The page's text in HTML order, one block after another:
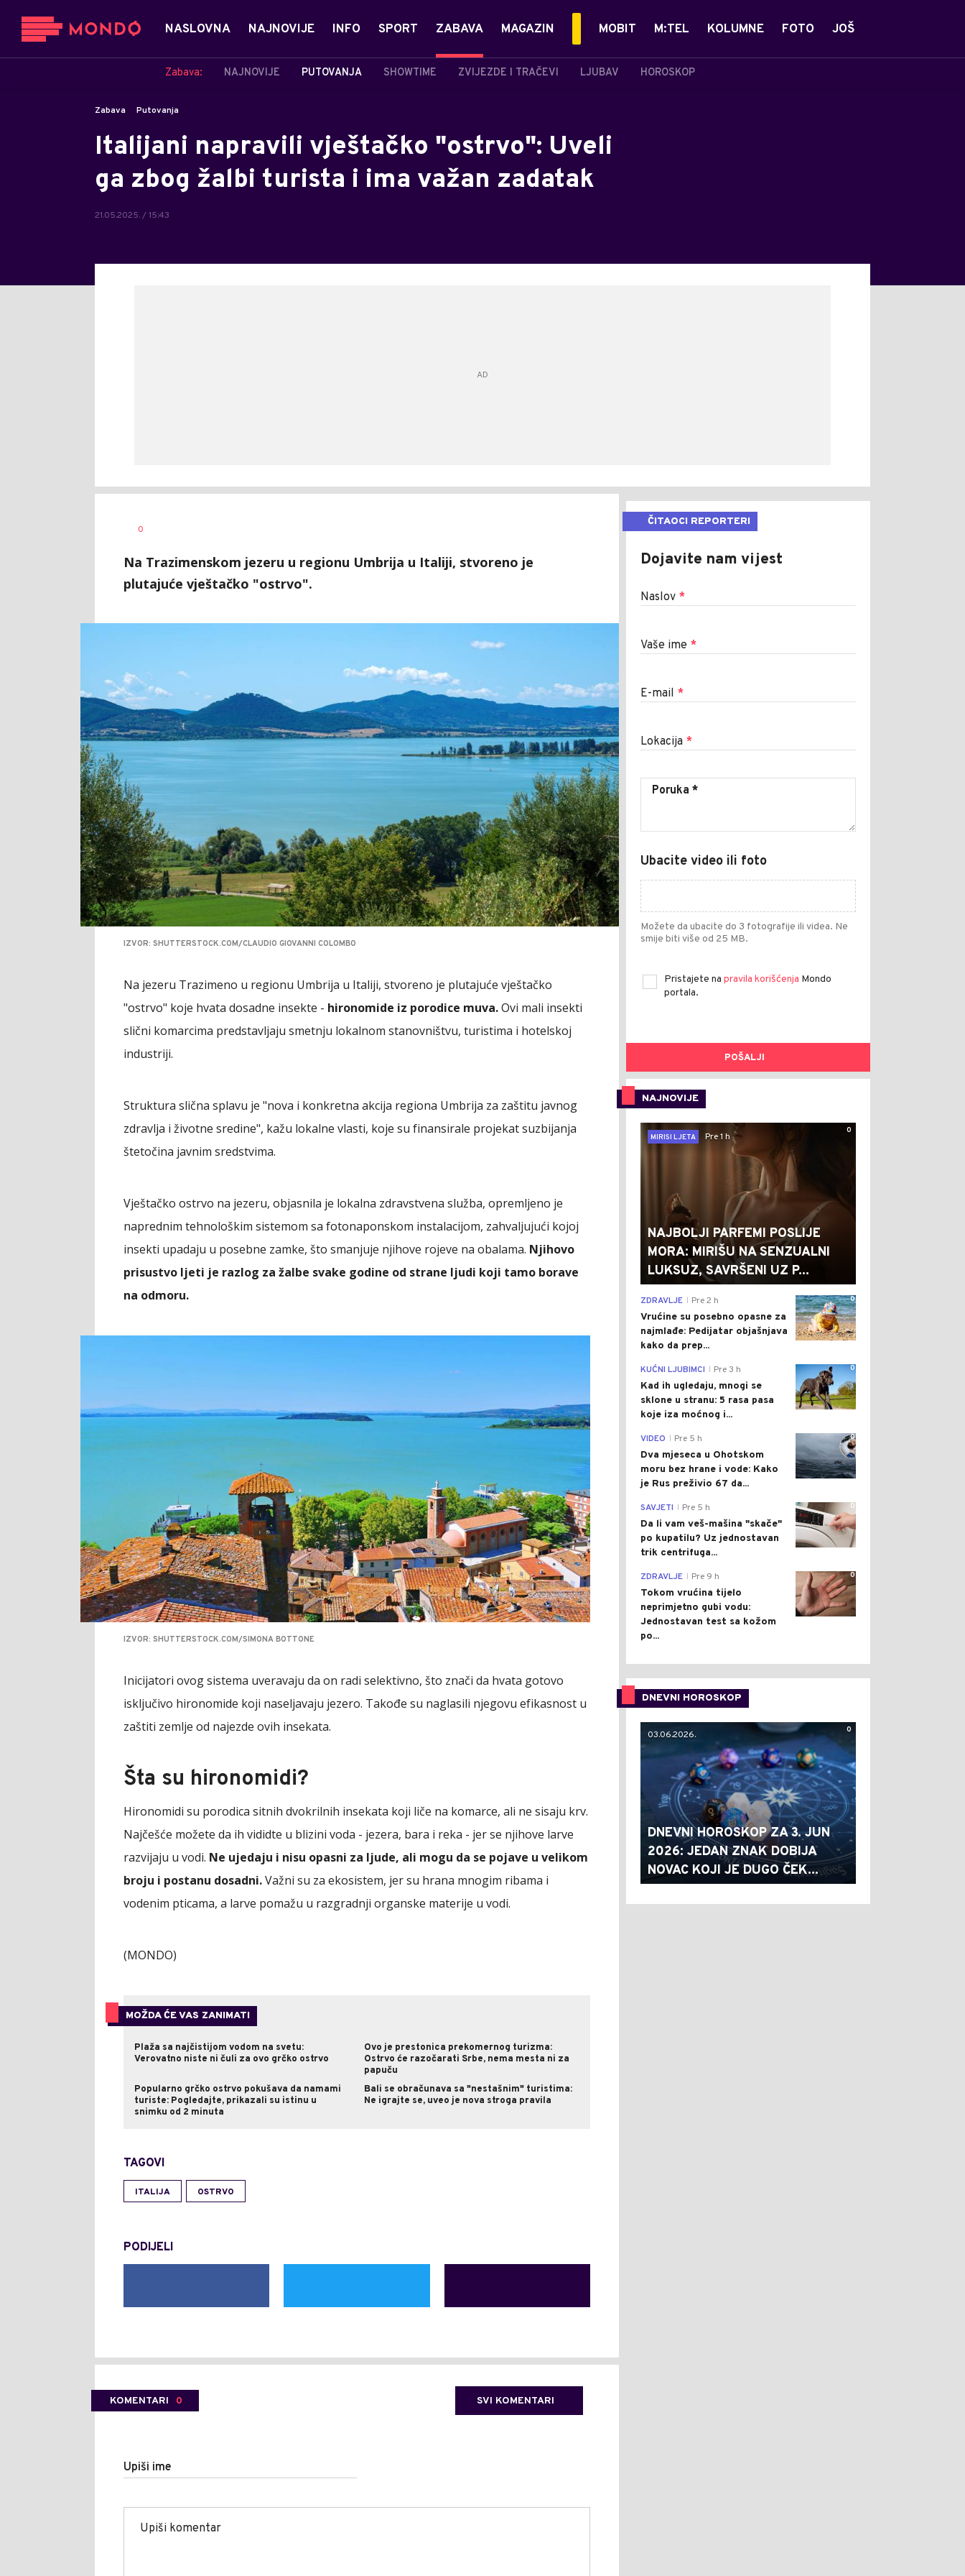
NASLOVNA NAJNOVIJE INFO SPORT ZABAVA
Zabava: NAJNOVIJE PUTOVANJA SHOWTIME ZVIJEZDE I TRAČEVI LJUBAV HOROSKOP
MAGAZIN MOBIT M:TEL KOLUMNE FOTO JOŠ
Zabava Putovanja
Italijani napravili vještačko "ostrvo": Uveli
ga zbog žalbi turista i ima važan zadatak
21.05.2025. / 15:43
AUTOR
0
Na Trazimenskom jezeru u regionu Umbrija u Italiji, stvoreno je
plutajuće vještačko "ostrvo".
IZVOR: SHUTTERSTOCK.COM/CLAUDIO GIOVANNI COLOMBO
Na jezeru Trazimeno u regionu Umbrija u Italiji, stvoreno je plutajuće vještačko
"ostrvo" koje hvata dosadne insekte - hironomide iz porodice muva.Ovi mali insekti
slični komarcima predstavljaju smetnju lokalnom stanovništvu, turistima i hotelskoj
industriji.
Struktura slična splavu je "nova i konkretna akcija regiona Umbrija za zaštitu javnog
zdravlja i životne sredine", kažu lokalne vlasti, koje su finansirale projekat suzbijanja
štetočina javnim sredstvima.
Vještačko ostrvo na jezeru, objasnila je lokalna zdravstvena služba, opremljeno je
naprednim tehnološkim sistemom sa fotonaponskom instalacijom, zahvaljujući kojoj
insekti upadaju u posebne zamke, što smanjuje njihove rojeve na obalama. Njihovo
prisustvo ljeti je razlog za žalbe svake godine od strane ljudi koji tamo borave
na odmoru.
IZVOR: SHUTTERSTOCK.COM/SIMONA BOTTONE
Inicijatori ovog sistema uveravaju da on radi selektivno, što znači da hvata gotovo
isključivo hironomide koji naseljavaju jezero. Takođe su naglasili njegovu efikasnost u
zaštiti zemlje od najezde ovih insekata.
Šta su hironomidi?
Hironomidi su porodica sitnih dvokrilnih insekata koji liče na komarce, ali ne sisaju krv.
Najčešće možete da ih vididte u blizini voda - jezera, bara i reka - jer se njihove larve
razvijaju u vodi. Ne ujedaju i nisu opasni za ljude, ali mogu da se pojave u velikom
broju i postanu dosadni.Važni su za ekosistem, jer su hrana mnogim ribama i
vodenim pticama, a larve pomažu u razgradnji organske materije u vodi.
(MONDO)
MOŽDA ĆE VAS ZANIMATI
Plaža sa najčistijom vodom na svetu:
Verovatno niste ni čuli za ovo grčko ostrvo
Ovo je prestonica prekomernog turizma:
Ostrvo će razočarati Srbe, nema mesta ni za
papuču
Popularno grčko ostrvo pokušava da namami
turiste: Pogledajte, prikazali su istinu u
snimku od 2 minuta
Bali se obračunava sa "nestašnim" turistima:
Ne igrajte se, uveo je nova stroga pravila
TAGOVI
ITALIJA OSTRVO
PODIJELI
KOMENTARI 0 SVI KOMENTARI
Upiši ime
ČITAOCI REPORTERI
Dojavite nam vijest
Naslov *
Vaše ime *
E-mail *
Lokacija *
Ubacite video ili foto
Možete da ubacite do 3 fotografije ili videa. Ne
smije biti više od 25 MB.
Pristajete na pravila korišćenja Mondo
portala.
POŠALJI
NAJNOVIJE
0
MIRISI LJETA
Pre 1 h
NAJBOLJI PARFEMI POSLIJE
MORA: MIRIŠU NA SENZUALNI
LUKSUZ, SAVRŠENI UZ P...
0
ZDRAVLJE Pre 2 h
Vrućine su posebno opasne za
najmlađe: Pedijatar objašnjava
kako da prep...
0
KUĆNI LJUBIMCI Pre 3 h
Kad ih ugledaju, mnogi se
sklone u stranu: 5 rasa pasa
koje iza moćnog i...
0
VIDEO Pre 5 h
Dva mjeseca u Ohotskom
moru bez hrane i vode: Kako
je Rus preživio 67 da...
0
SAVJETI Pre 5 h
Da li vam veš-mašina "skače"
po kupatilu? Uz jednostavan
trik centrifuga...
0
ZDRAVLJE Pre 9 h
Tokom vrućina tijelo
neprimjetno gubi vodu:
Jednostavan test sa kožom
po...
DNEVNI HOROSKOP
0
03.06.2026.
DNEVNI HOROSKOP ZA 3. JUN
2026: JEDAN ZNAK DOBIJA
NOVAC KOJI JE DUGO ČEK...